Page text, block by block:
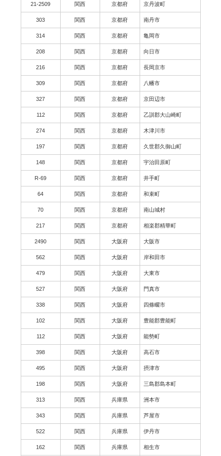
21-2509 関西 京都府 京丹波町
303 関西 京都府 南丹市
314 関西 京都府 亀岡市
208 関西 京都府 向日市
216 関西 京都府 長岡京市
309 関西 京都府 八幡市
327 関西 京都府 京田辺市
112 関西 京都府 乙訓郡大山崎町
274 関西 京都府 木津川市
197 関西 京都府 久世郡久御山町
148 関西 京都府 宇治田原町
R-69 関西 京都府 井手町
64 関西 京都府 和束町
70 関西 京都府 南山城村
217 関西 京都府 相楽郡精華町
2490 関西 大阪府 大阪市
562 関西 大阪府 岸和田市
479 関西 大阪府 大東市
527 関西 大阪府 門真市
338 関西 大阪府 四條畷市
102 関西 大阪府 豊能郡豊能町
112 関西 大阪府 能勢町
398 関西 大阪府 高石市
495 関西 大阪府 摂津市
198 関西 大阪府 三島郡島本町
313 関西 兵庫県 洲本市
343 関西 兵庫県 芦屋市
522 関西 兵庫県 伊丹市
162 関西 兵庫県 相生市